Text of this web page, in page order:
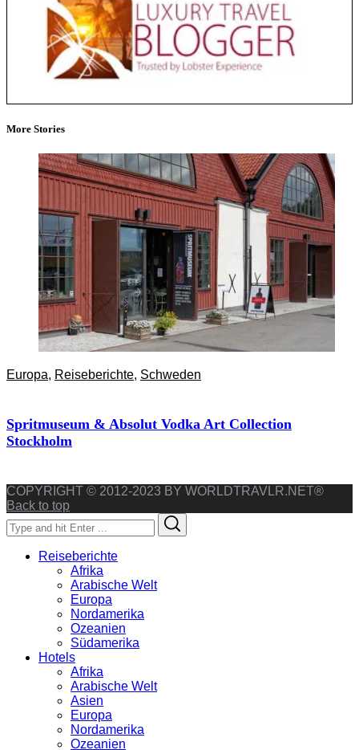
More Stories
Europa, Reiseberichte, Schweden
Spritmuseum & Absolut Vodka Art Collection
Stockholm
COPYRIGHT © 2012-2023 BY WORLDTRAVLR.NET®
Back to top
Search
for:
Reiseberichte
Afrika
Arabische Welt
Europa
Nordamerika
Ozeanien
Südamerika
Hotels
Afrika
Arabische Welt
Asien
Europa
Nordamerika
Ozeanien